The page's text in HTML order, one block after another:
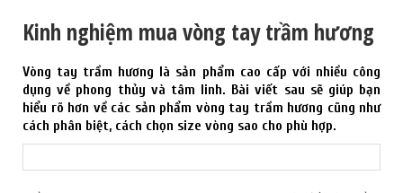
Kinh nghiệm mua vòng tay trầm hương
Vòng tay trầm hương là sản phẩm cao cấp với nhiều công
dụng về phong thủy và tâm linh. Bài viết sau sẽ giúp bạn
hiểu rõ hơn về các sản phẩm vòng tay trầm hương cũng như
cách phân biệt, cách chọn size vòng sao cho phù hợp.